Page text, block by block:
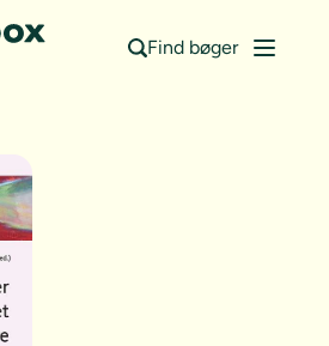
Find bøger